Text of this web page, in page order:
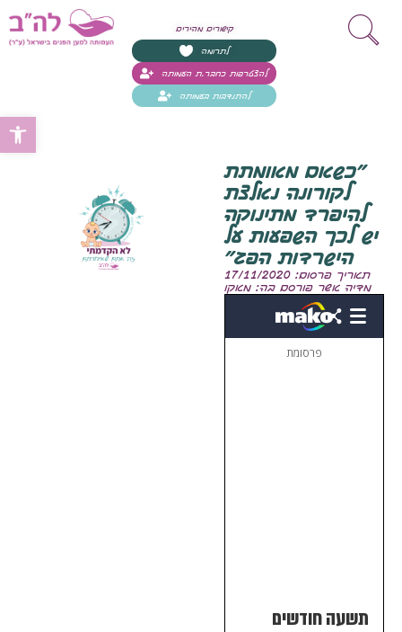
Open toolbar
קישורים מהירים
לתרומה
להצטרפות כחבר.ת העמותה
להתנדבות בעמותה
״כשאם מאומתת
לקורונה נאלצת
להיפרד מתינוקה
יש לכך השפעות על
הישרדות הפג״
תאריך פרסום: 17/11/2020
מדיה אשר פורסם בה: מאקו